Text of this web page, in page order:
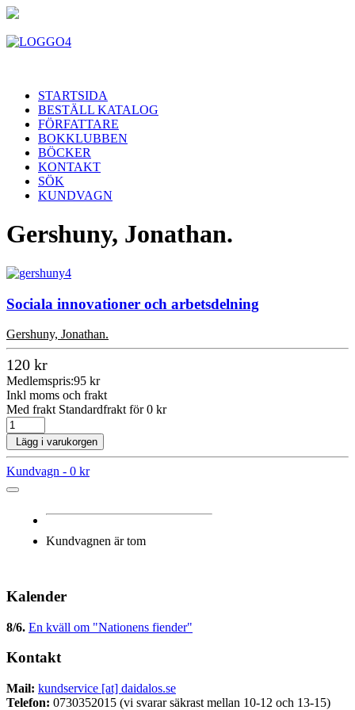
STARTSIDA
BESTÄLL KATALOG
FÖRFATTARE
BOKKLUBBEN
BÖCKER
KONTAKT
SÖK
KUNDVAGN
Gershuny, Jonathan.
Sociala innovationer och arbetsdelning
Gershuny, Jonathan.
120 kr
Medlemspris:95 kr
Inkl moms och frakt
Med frakt Standardfrakt för 0 kr
Lägg i varukorgen
Kundvagn - 0 kr
Kundvagnen är tom
Kalender
8/6. En kväll om "Nationens fiender"
Kontakt
Mail: kundservice [at] daidalos.se
Telefon: 0730352015 (vi svarar säkrast mellan 10-12 och 13-15)